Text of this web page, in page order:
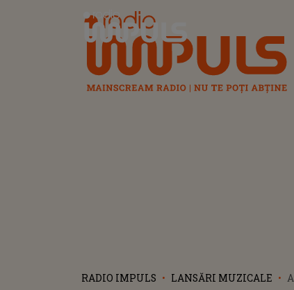
Radio Impuls
RADIO IMPULS LANSĂRI MUZICALE